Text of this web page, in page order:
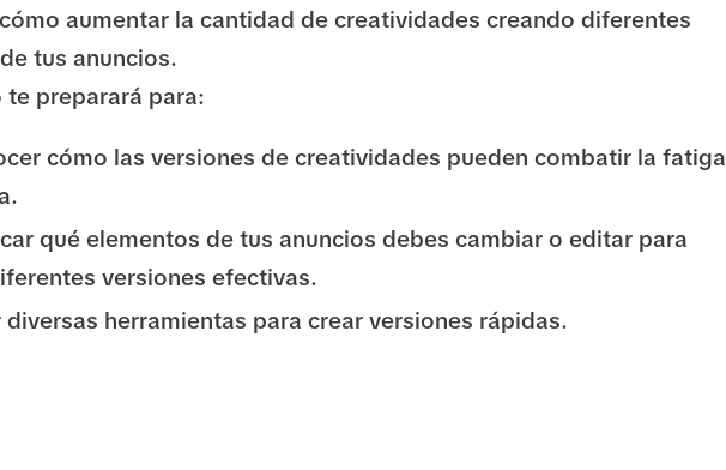
aumentar la cantidad de creatividades creando diferentes
tus anuncios.
te preparará para:
cómo las versiones de creatividades pueden combatir la fatiga
qué elementos de tus anuncios debes cambiar o editar para
versiones efectivas.
diversas herramientas para crear versiones rápidas.